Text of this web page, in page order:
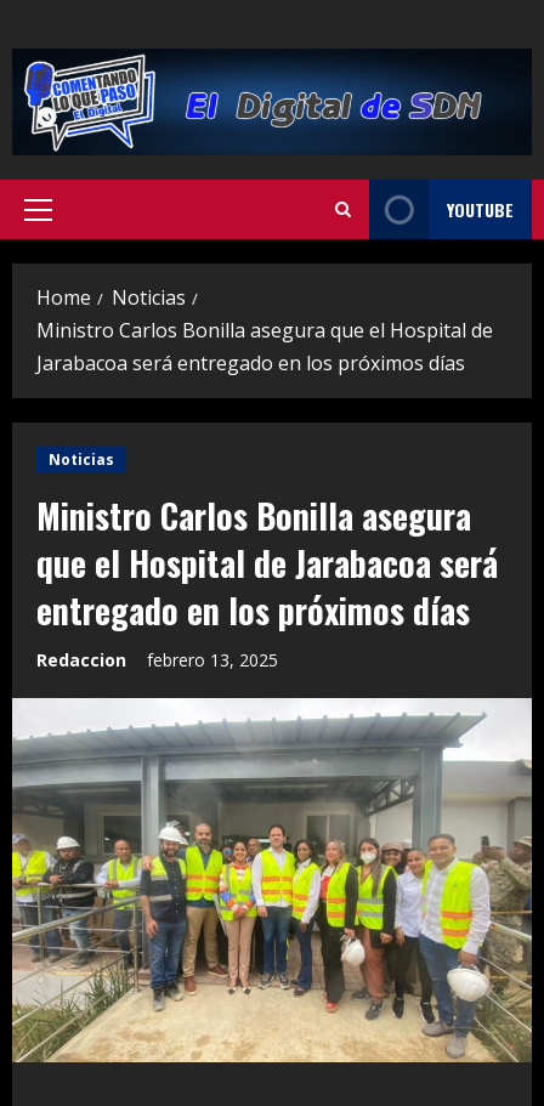
to
content
Primary
YOUTUBE
Home
Noticias
Ministro Carlos Bonilla asegura que el Hospital de
Jarabacoa será entregado en los próximos días
Noticias
Ministro Carlos Bonilla asegura
que el Hospital de Jarabacoa será
entregado en los próximos días
Redaccion febrero 13, 2025